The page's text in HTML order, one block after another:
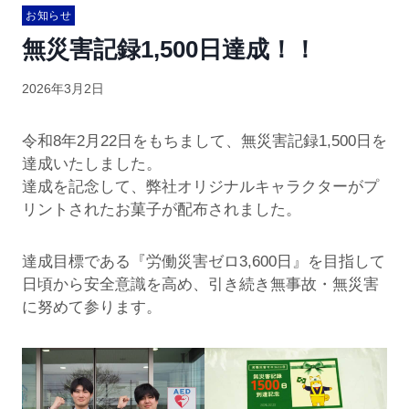
お知らせ
無災害記録1,500日達成！！
2026年3月2日
令和8年2月22日をもちまして、無災害記録1,500日を
達成いたしました。
達成を記念して、弊社オリジナルキャラクターがプ
リントされたお菓子が配布されました。
達成目標である『労働災害ゼロ3,600日』を目指して
日頃から安全意識を高め、引き続き無事故・無災害
に努めて参ります。